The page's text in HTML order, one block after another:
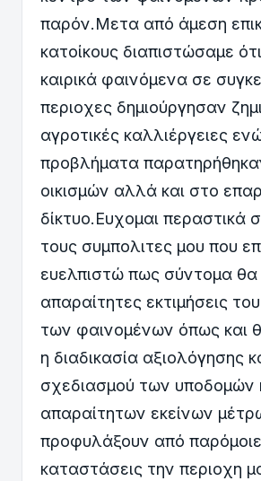
παρόν.Μετα από άμεση
κατοίκους διαπιστώσαμε
καιρικά φαινόμενα σε
περιοχες δημιούργησαν
αγροτικές καλλιέργειες
προβλήματα
οικισμών αλλά και στο
δίκτυο.Ευχομαι περαστικά
τους συμπολιτες μου που
ευελπιστώ πως σύντομα θα
απαραίτητες εκτιμήσεις
των φαινομένων όπως και
η διαδικασία αξιολόγησης
σχεδιασμού των υποδομών
απαραίτητων εκείνων
προφυλάξουν από
καταστάσεις την περιοχη